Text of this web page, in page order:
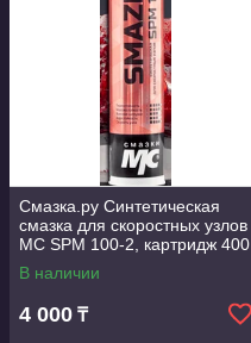
Смазка.ру Синтетическая
смазка для скоростных узлов
МС SPM 100-2, картридж 400
мл.
В наличии
4 000 ₸